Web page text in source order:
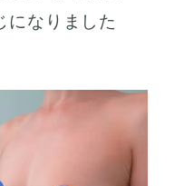
になりました